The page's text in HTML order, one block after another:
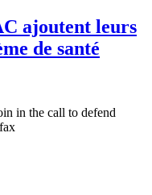
ajoutent leurs
de santé